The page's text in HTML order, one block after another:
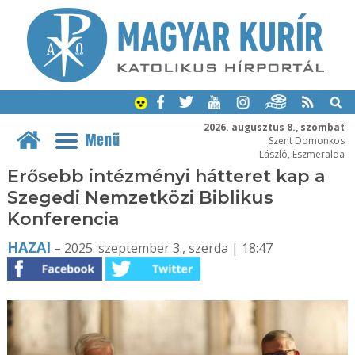
2026. augusztus 8., szombat
Szent Domonkos
László, Eszmeralda
Menü
Erősebb intézményi hátteret kap a
Szegedi Nemzetközi Biblikus
Konferencia
HAZAI – 2025. szeptember 3., szerda | 18:47